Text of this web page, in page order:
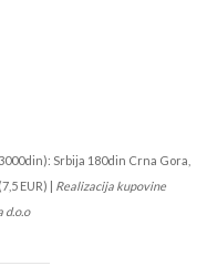
Srbija 180din Crna Gora,
EUR) | Realizacija kupovine
d.o.o